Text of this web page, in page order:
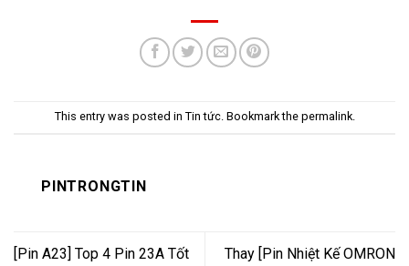
This entry was posted in Tin tức. Bookmark the permalink.
PINTRONGTIN
[Pin A23] Top 4 Pin 23A Tốt
Thay [Pin Nhiệt Kế OMRON